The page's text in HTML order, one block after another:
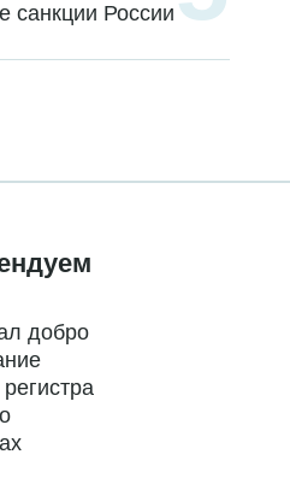
санкции России
добро